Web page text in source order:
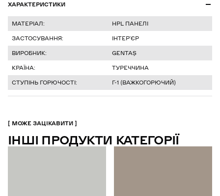
ХАРАКТЕРИСТИКИ
МАТЕРІАЛ:
HPL ПАНЕЛІ
ЗАСТОСУВАННЯ:
ІНТЕР’ЄР
ВИРОБНИК:
GENTAŞ
КРАЇНА:
ТУРЕЧЧИНА
СТУПІНЬ ГОРЮЧОСТІ:
Г-1 (ВАЖКОГОРЮЧИЙ)
МОЖЕ ЗАЦІКАВИТИ
ІНШІ ПРОДУКТИ КАТЕГОРІЇ